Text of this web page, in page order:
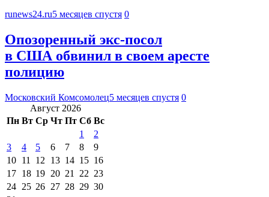
runews24.ru5 месяцев спустя 0
Опозоренный экс-посол
в США обвинил в своем аресте
полицию
Московский Комсомолец5 месяцев спустя 0
Август 2026
Пн Вт Ср Чт Пт Сб Вс
1
2
3
4 5 6 7 8
9
10 11 12 13 14 15 16
17 18 19 20 21 22 23
24 25 26 27 28 29 30